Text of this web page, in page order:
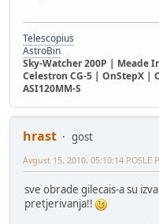
Telescopius
AstroBin
Sky-Watcher 200P | Meade
Celestron CG-5 | OnStepX |
ASI120MM-S
hrast
gost
Avgust 15, 2010, 05:10:14 POSLE
sve obrade gilecais-a su
pretjerivanja!!